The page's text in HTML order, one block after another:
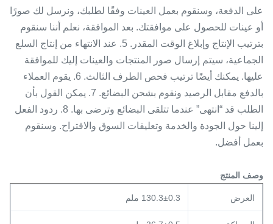
على الدفعة، وسنقوم بعمل العينات وفقًا لطلبك، ونرسل لك صورًا
أو عينات للحصول على موافقتك. بعد الموافقة، نعلم أننا سنقوم
بترتيب الإنتاج وإبلاغ الوقت المقدر. 5. عند الانتهاء من إنتاج السلع
الجماعية، سيتم إرسال صور المنتجات والعينات إليك للموافقة
عليها. يمكنك أيضًا ترتيب فحص الطرف الثالث. 6. يقوم العملاء
بالدفع مقابل الرصيد ونقوم بشحن البضائع. 7. يمكن القول بأن
الطلب قد “انتهى” عندما تتلقى البضائع وترضى بها. 8. ردود الفعل
إلينا حول الجودة والخدمة وتعليقات السوق والاقتراح. وسنقوم
بعمل أفضل.
وصف المنتج
العرض 130.3±0.3 ملم